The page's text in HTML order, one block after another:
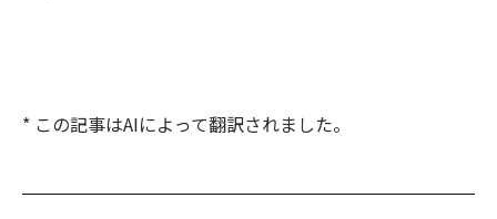
* この記事はAIによって翻訳されました。